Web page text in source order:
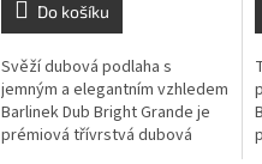
Do košíku
Svěží dubová podlaha s
jemným a elegantním vzhledem
Barlinek Dub Bright Grande je
prémiová třívrstvá dubová